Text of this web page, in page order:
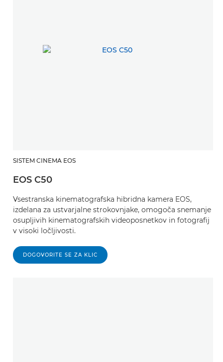
SISTEM CINEMA EOS
EOS C50
Vsestranska kinematografska hibridna kamera EOS,
izdelana za ustvarjalne strokovnjake, omogoča snemanje
osupljivih kinematografskih videoposnetkov in fotografij
v visoki ločljivosti.
DOGOVORITE SE ZA KLIC